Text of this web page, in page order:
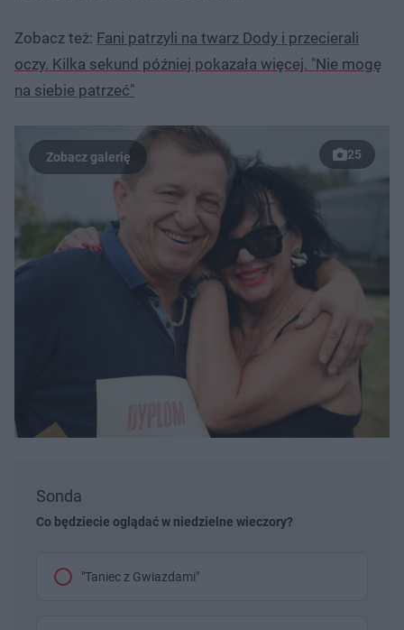
Zobacz też: Fani patrzyli na twarz Dody i przecierali
oczy. Kilka sekund później pokazała więcej. "Nie mogę
na siebie patrzeć"
25
Sonda
Co będziecie oglądać w niedzielne wieczory?
"Taniec z Gwiazdami"